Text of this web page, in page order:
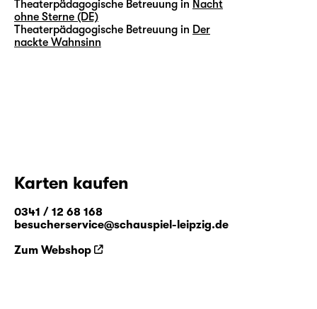
Theaterpädagogische Betreuung in Nacht
ohne Sterne (DE)
Theaterpädagogische Betreuung in Der
nackte Wahnsinn
Karten kaufen
0341 / 12 68 168
besucherservice@schauspiel-leipzig.de
Zum Webshop